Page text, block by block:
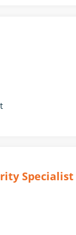
Specialist